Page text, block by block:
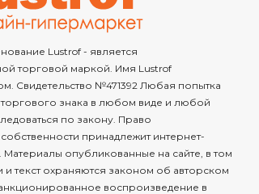
Lustrof - является
торговой маркой. Имя Lustrof
Свидетельство №471392 Любая попытка
знака в любом виде и любой
по закону. Право
принадлежит интернет-
Материалы опубликованные на сайте, в том
текст охраняются законом об авторском
воспроизведение в